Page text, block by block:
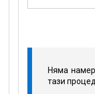
Няма
тази